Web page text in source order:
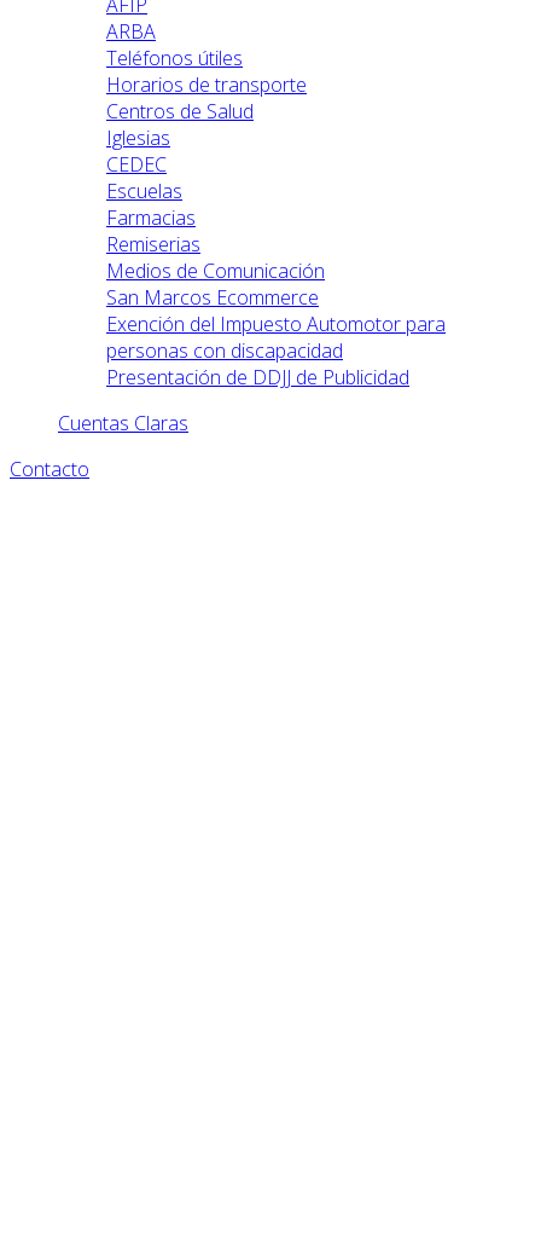
ARBA
Teléfonos útiles
Horarios de transporte
Centros de Salud
Iglesias
CEDEC
Escuelas
Farmacias
Remiserias
Medios de Comunicación
San Marcos Ecommerce
Exención del Impuesto Automotor para
personas con discapacidad
Presentación de DDJJ de Publicidad
Cuentas Claras
Contacto